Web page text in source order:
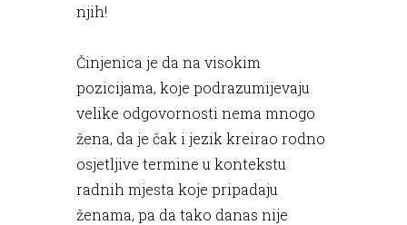
njih!
Činjenica je da na visokim
pozicijama, koje podrazumijevaju
velike odgovornosti nema mnogo
žena, da je čak i jezik kreirao rodno
osjetljive termine u kontekstu
radnih mjesta koje pripadaju
ženama, pa da tako danas nije